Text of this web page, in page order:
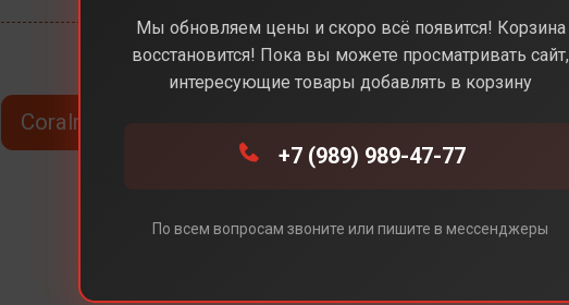
Coralred (Коралловый)
Coralred (Коралловый)
Мы обновляем цены и скоро всё появится! Корзина
восстановится! Пока вы можете просматривать сайт,
интересующие товары добавлять в корзину
+7 (989) 989-47-77
По всем вопросам звоните или пишите в мессенджеры